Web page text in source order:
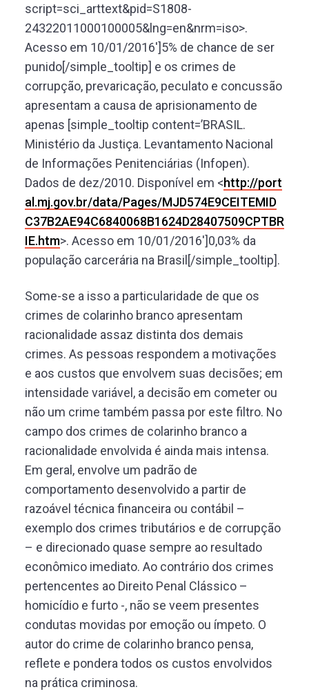
script=sci_arttext&pid=S1808-
24322011000100005&lng=en&nrm=iso>.
Acesso em 10/01/2016′]5% de chance de ser
punido[/simple_tooltip] e os crimes de
corrupção, prevaricação, peculato e concussão
apresentam a causa de aprisionamento de
apenas [simple_tooltip content=’BRASIL.
Ministério da Justiça. Levantamento Nacional
de Informações Penitenciárias (Infopen).
Dados de dez/2010. Disponível em <http://port
al.mj.gov.br/data/Pages/MJD574E9CEITEMID
C37B2AE94C6840068B1624D28407509CPTBR
IE.htm>. Acesso em 10/01/2016′]0,03% da
população carcerária na Brasil[/simple_tooltip].
Some-se a isso a particularidade de que os
crimes de colarinho branco apresentam
racionalidade assaz distinta dos demais
crimes. As pessoas respondem a motivações
e aos custos que envolvem suas decisões; em
intensidade variável, a decisão em cometer ou
não um crime também passa por este filtro. No
campo dos crimes de colarinho branco a
racionalidade envolvida é ainda mais intensa.
Em geral, envolve um padrão de
comportamento desenvolvido a partir de
razoável técnica financeira ou contábil –
exemplo dos crimes tributários e de corrupção
– e direcionado quase sempre ao resultado
econômico imediato. Ao contrário dos crimes
pertencentes ao Direito Penal Clássico –
homicídio e furto -, não se veem presentes
condutas movidas por emoção ou ímpeto. O
autor do crime de colarinho branco pensa,
reflete e pondera todos os custos envolvidos
na prática criminosa.